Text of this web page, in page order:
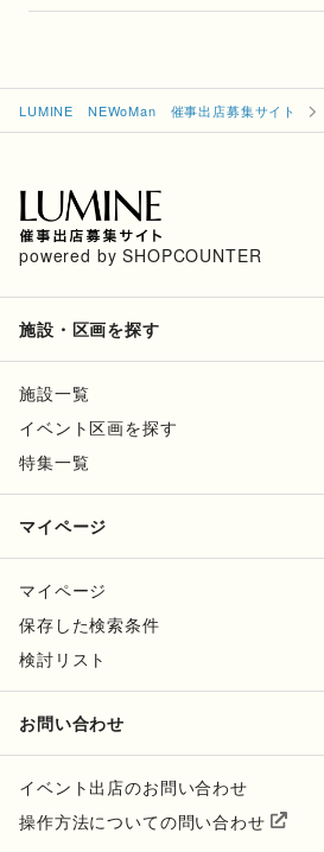
LUMINE NEWoMan 催事出店募集サイト
powered by SHOPCOUNTER
施設・区画を探す
施設一覧
イベント区画を探す
特集一覧
マイページ
マイページ
保存した検索条件
検討リスト
お問い合わせ
イベント出店のお問い合わせ
操作方法についての問い合わせ